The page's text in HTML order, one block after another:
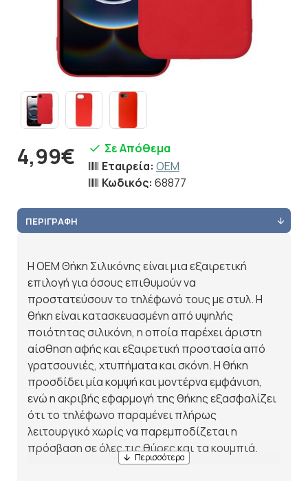
4,99€
Σε Απόθεμα
Εταιρεία: OEM
Κωδικός: 68877
ΠΕΡΙΓΡΑΦΉ
Η OEM Θήκη Σιλικόνης είναι μια εξαιρετική
επιλογή για όσους επιθυμούν να
προστατεύσουν το τηλέφωνό τους με στυλ. Η
θήκη είναι κατασκευασμένη από υψηλής
ποιότητας σιλικόνη, η οποία παρέχει άριστη
αίσθηση αφής και εξαιρετική προστασία από
γρατσουνιές, χτυπήματα και σκόνη. Η θήκη
προσδίδει μία κομψή και μοντέρνα εμφάνιση,
ενώ η ακριβής εφαρμογή της θήκης εξασφαλίζει
ότι το τηλέφωνο παραμένει πλήρως
λειτουργικό χωρίς να παρεμποδίζεται η
πρόσβαση σε όλες τις θύρες και τα κουμπιά.